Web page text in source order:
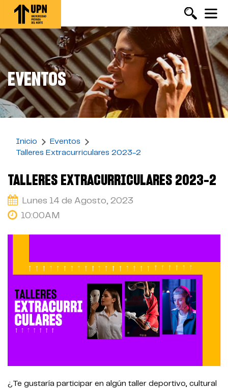
Pasar
contenido
principal
EVENTOS
Inicio
Eventos
Talleres Extracurriculares 2023-2
TALLERES EXTRACURRICULARES 2023-2
Lunes 14 de Agosto, 2023
10:00AM
¿Te gustaría participar en algún taller deportivo, cultural